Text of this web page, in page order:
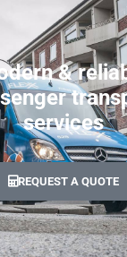
&
services
REQUEST A QUOTE